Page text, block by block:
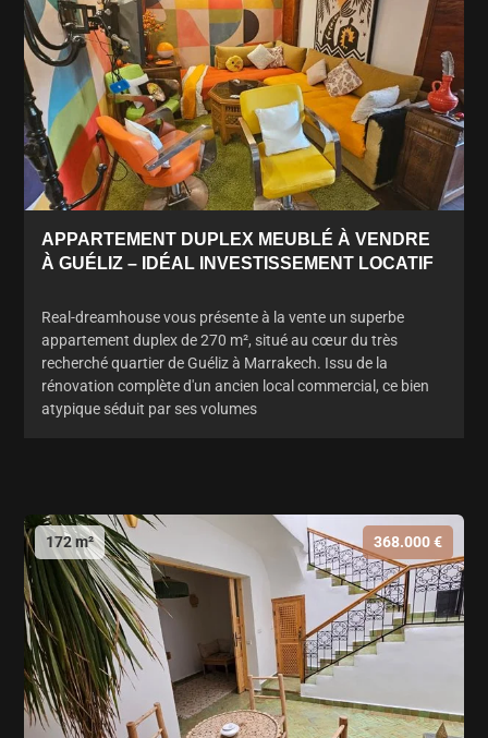
APPARTEMENT DUPLEX MEUBLÉ À VENDRE
À GUÉLIZ – IDÉAL INVESTISSEMENT LOCATIF
Real-dreamhouse vous présente à la vente un superbe
appartement duplex de 270 m², situé au cœur du très
recherché quartier de Guéliz à Marrakech. Issu de la
rénovation complète d'un ancien local commercial, ce bien
atypique séduit par ses volumes
172 m² 368.000 €